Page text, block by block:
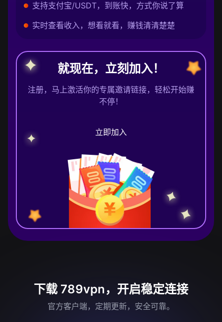
支持支付宝/USDT，到账快，方式你说了算
实时查看收入，想看就看，赚钱清清楚楚
就现在，立刻加入！
注册，马上激活你的专属邀请链接，轻松开始赚
不停！
立即加入
下载 789vpn，开启稳定连接
官方客户端，定期更新，安全可靠。